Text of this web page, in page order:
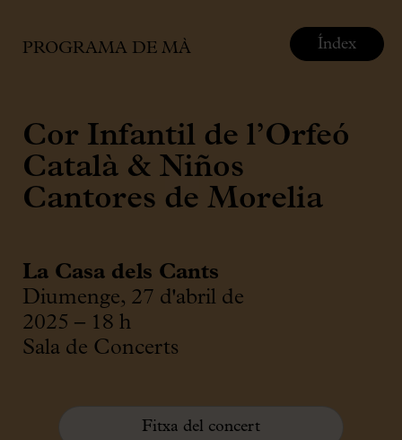
PROGRAMA DE MÀ
Cor Infantil de l’Orfeó
Català & Niños
Cantores de Morelia
La Casa dels Cants
Diumenge, 27 d'abril de
2025 – 18 h
Sala de Concerts
Fitxa del concert
Índex